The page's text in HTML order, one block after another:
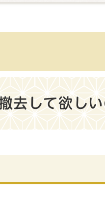
去して欲し